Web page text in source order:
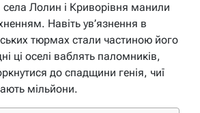
села Лолин і Криворівня манили
Навіть ув’язнення в
тюрмах стали частиною його
ці оселі ваблять паломників,
до спадщини генія, чиї
мільйони.